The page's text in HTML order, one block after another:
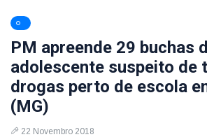
PM apreende 29 buchas
adolescente suspeito de
drogas perto de escola
(MG)
22 Novembro 2018